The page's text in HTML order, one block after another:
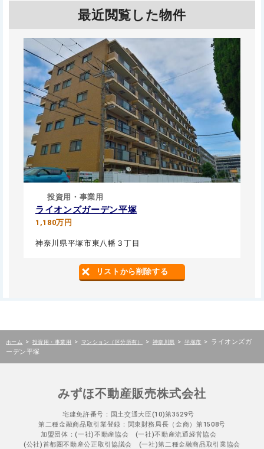
最近閲覧した物件
投資用・事業用
ライオンズガーデン平塚
1,180万円
神奈川県平塚市東八幡３丁目
リストから削除する
ホーム > 投資用・事業用 > マンション（区分所有） > 神奈川県 > 平塚市 > ライオンズガ
ーデン平塚
みずほ不動産販売株式会社
宅建免許番号：国土交通大臣(10)第3529号
第二種金融商品取引業登録：関東財務局長（金商）第1508号
加盟団体：(一社)不動産協会 (一社)不動産流通経営協会
(公社)首都圏不動産公正取引協議会 (一社)第二種金融商品取引業協会